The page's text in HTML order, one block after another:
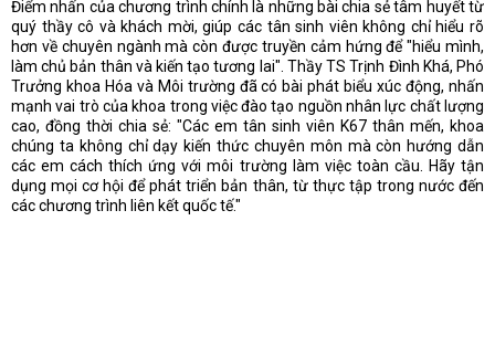
Điểm nhấn của chương trình chính là những bài chia sẻ tâm huyết từ
quý thầy cô và khách mời, giúp các tân sinh viên không chỉ hiểu rõ
hơn về chuyên ngành mà còn được truyền cảm hứng để "hiểu mình,
làm chủ bản thân và kiến tạo tương lai". Thầy TS Trịnh Đình Khá, Phó
Trưởng khoa Hóa và Môi trường đã có bài phát biểu xúc động, nhấn
mạnh vai trò của khoa trong việc đào tạo nguồn nhân lực chất lượng
cao, đồng thời chia sẻ: "Các em tân sinh viên K67 thân mến, khoa
chúng ta không chỉ dạy kiến thức chuyên môn mà còn hướng dẫn
các em cách thích ứng với môi trường làm việc toàn cầu. Hãy tận
dụng mọi cơ hội để phát triển bản thân, từ thực tập trong nước đến
các chương trình liên kết quốc tế."